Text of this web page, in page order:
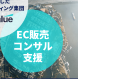
ベトナム一般概況
ベトナムでの生活